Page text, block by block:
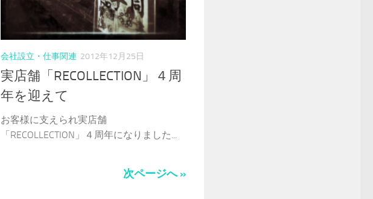
会社設立・仕事関連 2012年12月25日
実店舗「RECOLLECTION」４周
年を迎えて
お客様に支えられ実店舗
「RECOLLECTION」４周年になりました...
次ページへ »